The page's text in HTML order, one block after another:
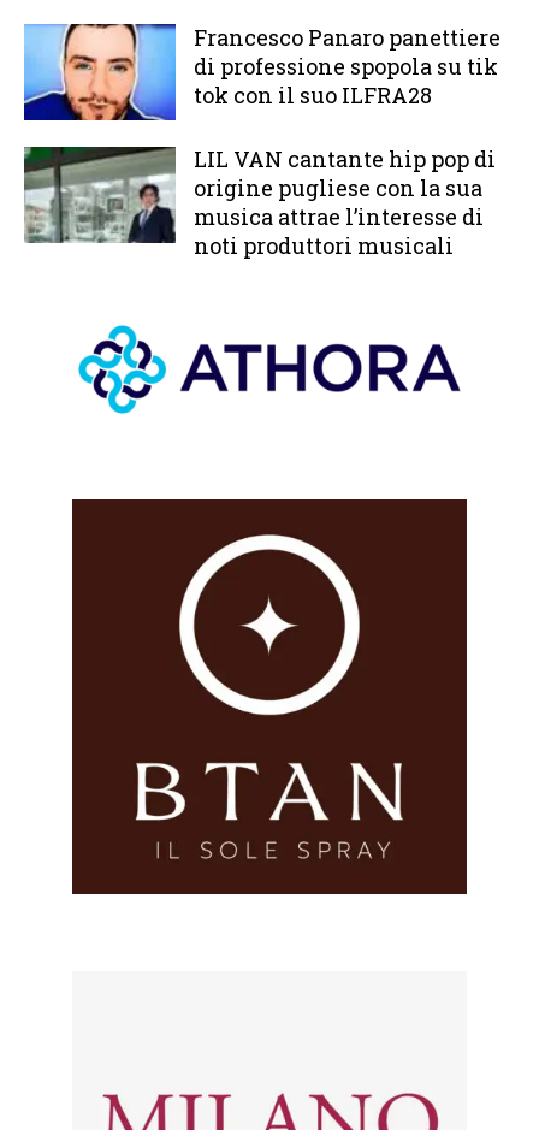
Francesco Panaro panettiere
di professione spopola su tik
tok con il suo ILFRA28
LIL VAN cantante hip pop di
origine pugliese con la sua
musica attrae l’interesse di
noti produttori musicali